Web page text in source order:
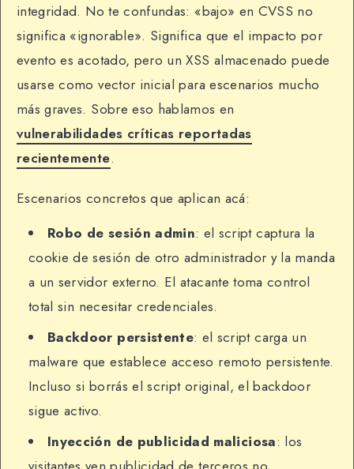
integridad. No te confundas: «bajo» en CVSS no
significa «ignorable». Significa que el impacto por
evento es acotado, pero un XSS almacenado puede
usarse como vector inicial para escenarios mucho
más graves. Sobre eso hablamos en
vulnerabilidades críticas reportadas
recientemente.
Escenarios concretos que aplican acá:
Robo de sesión admin: el script captura la
cookie de sesión de otro administrador y la manda
a un servidor externo. El atacante toma control
total sin necesitar credenciales.
Backdoor persistente: el script carga un
malware que establece acceso remoto persistente.
Incluso si borrás el script original, el backdoor
sigue activo.
Inyección de publicidad maliciosa: los